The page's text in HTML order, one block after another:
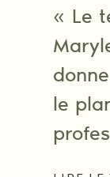
« Le
le